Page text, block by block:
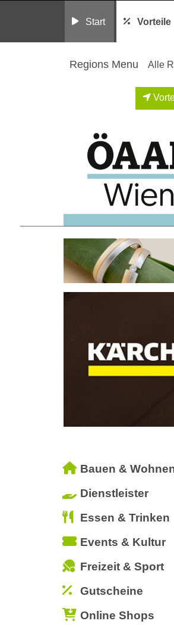
Start Vorteile
Regions Menu Alle
Bauen &
Dienstleister
Essen & Trinken
Events & Kultur
Freizeit & Sport
Gutscheine
Online Shops